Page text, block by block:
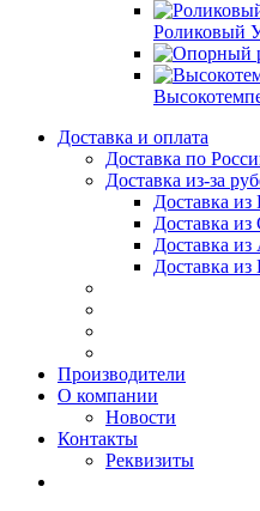
Роликовый
Доставка и оплата
Доставка по
Доставка из-за
Доставка из
Доставка
Доставка из
Доставка
Производители
О компании
Новости
Контакты
Реквизиты